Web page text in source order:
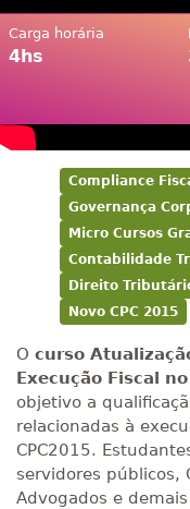
Carga horária
4hs
Compliance
Governança
Micro Cursos
Contabilidade
Direito
Novo CPC 2015
O curso
Execução Fiscal
objetivo a
relacionadas à
CPC2015.
servidores públicos,
Advogados e